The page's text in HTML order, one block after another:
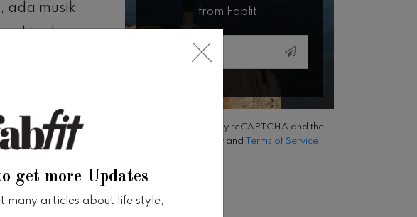
ada musik
di
ini
untuk
from Fabfit.
This site is protected by reCAPTCHA and the
Privacy Policy and
Terms of Service
get more Updates
many articles about life style,